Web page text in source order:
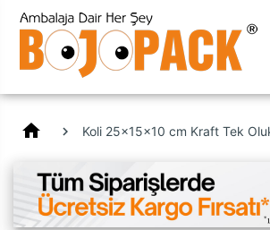
home Koli 25x15x10 cm Kraft Tek